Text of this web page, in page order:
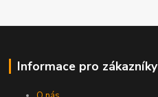
Informace pro zákazníky